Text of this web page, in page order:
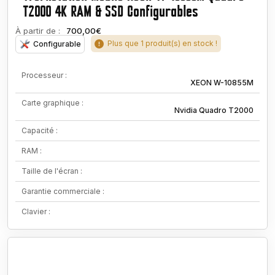
T2000 4K RAM & SSD Configurables
À partir de : 700,00€
Configurable Plus que 1 produit(s) en stock !
Processeur :
XEON W-10855M
Carte graphique :
Nvidia Quadro T2000
Capacité :
RAM :
Taille de l'écran :
Garantie commerciale :
Clavier :